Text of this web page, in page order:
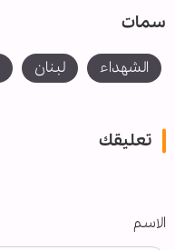
سمات
الشهداء لبنان
تعليقك
الاسم